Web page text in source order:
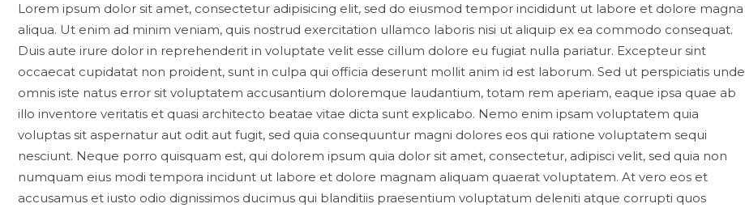
Lorem ipsum dolor sit amet, consectetur adipisicing elit, sed do eiusmod tempor incididunt ut labore et dolore magna
aliqua. Ut enim ad minim veniam, quis nostrud exercitation ullamco laboris nisi ut aliquip ex ea commodo consequat.
Duis aute irure dolor in reprehenderit in voluptate velit esse cillum dolore eu fugiat nulla pariatur. Excepteur sint
occaecat cupidatat non proident, sunt in culpa qui officia deserunt mollit anim id est laborum. Sed ut perspiciatis unde
omnis iste natus error sit voluptatem accusantium doloremque laudantium, totam rem aperiam, eaque ipsa quae ab
illo inventore veritatis et quasi architecto beatae vitae dicta sunt explicabo. Nemo enim ipsam voluptatem quia
voluptas sit aspernatur aut odit aut fugit, sed quia consequuntur magni dolores eos qui ratione voluptatem sequi
nesciunt. Neque porro quisquam est, qui dolorem ipsum quia dolor sit amet, consectetur, adipisci velit, sed quia non
numquam eius modi tempora incidunt ut labore et dolore magnam aliquam quaerat voluptatem. At vero eos et
accusamus et iusto odio dignissimos ducimus qui blanditiis praesentium voluptatum deleniti atque corrupti quos